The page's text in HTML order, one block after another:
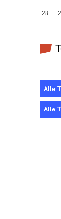
28
Alle
Alle